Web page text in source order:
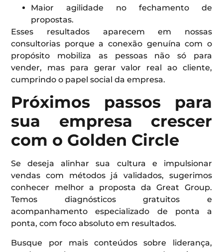
Maior agilidade no fechamento de
propostas.
Esses resultados aparecem em nossas
consultorias porque a conexão genuína com o
propósito mobiliza as pessoas não só para
vender, mas para gerar valor real ao cliente,
cumprindo o papel social da empresa.
Próximos passos para
sua empresa crescer
com o Golden Circle
Se deseja alinhar sua cultura e impulsionar
vendas com métodos já validados, sugerimos
conhecer melhor a proposta da Great Group.
Temos diagnósticos gratuitos e
acompanhamento especializado de ponta a
ponta, com foco absoluto em resultados.
Busque por mais conteúdos sobre liderança,